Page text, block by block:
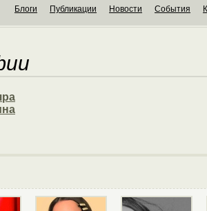
Блоги Публикации Новости События